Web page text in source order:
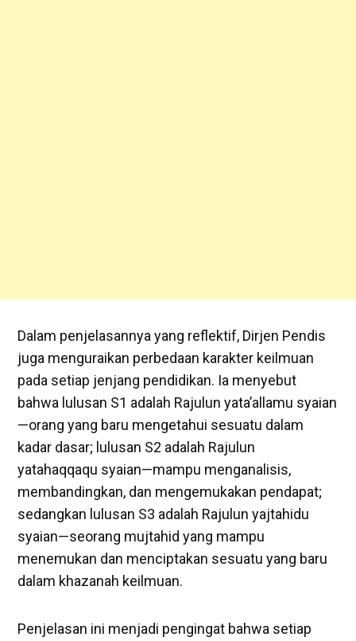
Dalam penjelasannya yang reflektif, Dirjen Pendis
juga menguraikan perbedaan karakter keilmuan
pada setiap jenjang pendidikan. Ia menyebut
bahwa lulusan S1 adalah Rajulun yata’allamu syaian
—orang yang baru mengetahui sesuatu dalam
kadar dasar; lulusan S2 adalah Rajulun
yatahaqqaqu syaian—mampu menganalisis,
membandingkan, dan mengemukakan pendapat;
sedangkan lulusan S3 adalah Rajulun yajtahidu
syaian—seorang mujtahid yang mampu
menemukan dan menciptakan sesuatu yang baru
dalam khazanah keilmuan.
Penjelasan ini menjadi pengingat bahwa setiap